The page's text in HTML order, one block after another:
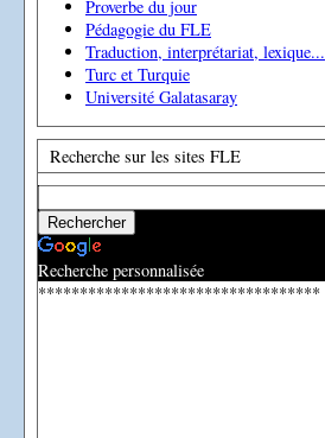
Proverbe du jour
Pédagogie du FLE
Traduction, interprétariat, lexique...
Turc et Turquie
Université Galatasaray
Recherche sur les sites FLE
Recherche personnalisée
**********************************